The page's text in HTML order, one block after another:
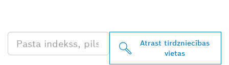
Atrast tirdzniecības
vietas